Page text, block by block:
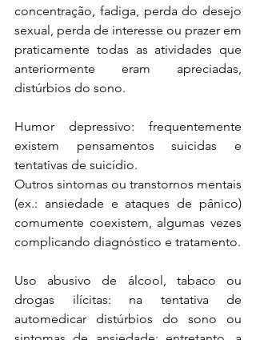
concentração, fadiga, perda do desejo
sexual, perda de interesse ou prazer em
praticamente todas as atividades que
anteriormente eram apreciadas,
distúrbios do sono.
Humor depressivo: frequentemente
existem pensamentos suicidas e
tentativas de suicídio.
Outros sintomas ou transtornos mentais
(ex.: ansiedade e ataques de pânico)
comumente coexistem, algumas vezes
complicando diagnóstico e tratamento.
Uso abusivo de álcool, tabaco ou
drogas ilícitas: na tentativa de
automedicar distúrbios do sono ou